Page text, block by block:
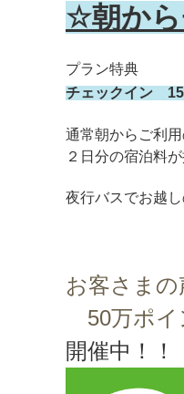
☆朝か
プラン特典
チェックイン
通常朝からご利
２日分の宿泊料
夜行バスでお越
お客さまの
50万ポ
​​開催中 ！！